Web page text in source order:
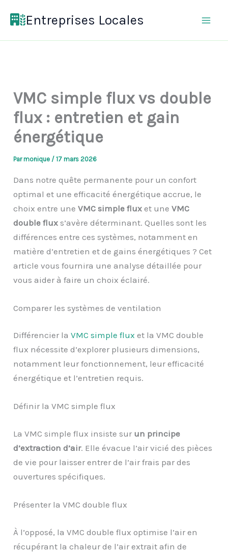
Entreprises Locales
VMC simple flux vs double
flux : entretien et gain
énergétique
Parmonique /17 mars 2026
Dans notre quête permanente pour un confort
optimal et une efficacité énergétique accrue, le
choix entre uneVMC simple flux et uneVMC
double flux s’avère déterminant. Quelles sont les
différences entre ces systèmes, notamment en
matière d’entretien et de gains énergétiques ? Cet
article vous fournira une analyse détaillée pour
vous aider à faire un choix éclairé.
Comparer les systèmes de ventilation
Différencier laVMC simple flux et la VMC double
flux nécessite d’explorer plusieurs dimensions,
notamment leur fonctionnement, leur efficacité
énergétique et l’entretien requis.
Définir la VMC simple flux
La VMC simple flux insiste sur un principe
d’extraction d’air. Elle évacue l’air vicié des pièces
de vie pour laisser entrer de l’air frais par des
ouvertures spécifiques.
Présenter la VMC double flux
À l’opposé, la VMC double flux optimise l’air en
récupérant la chaleur de l’air extrait afin de